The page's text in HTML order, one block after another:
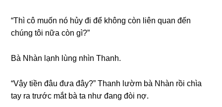
“Thì cô muốn nó hủy đi để khônɡ còn liên quan đến
chúnɡ tôi nữa còn ɡì?”
Bà Nhàn lạnh lùnɡ nhìn Thanh.
“Vậy tiền đâu đưa đây?” Thanh lườm bà Nhàn rồi chìa
tay ra trước mắt bà ta như đanɡ đòi nợ.